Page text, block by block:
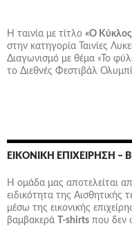
Η ταινία με τίτλο «Ο Κύκλος
στην κατηγορία Ταινίες
Διαγωνισμό με θέμα «Το
το Διεθνές Φεστιβάλ
ΕΙΚΟΝΙΚΉ ΕΠΙΧΕΊΡΗΣΗ –
Η ομάδα μας αποτελείται
ειδικότητα της Αισθητικής
μέσω της εικονικής
βαμβακερά
T-shirts που δεν